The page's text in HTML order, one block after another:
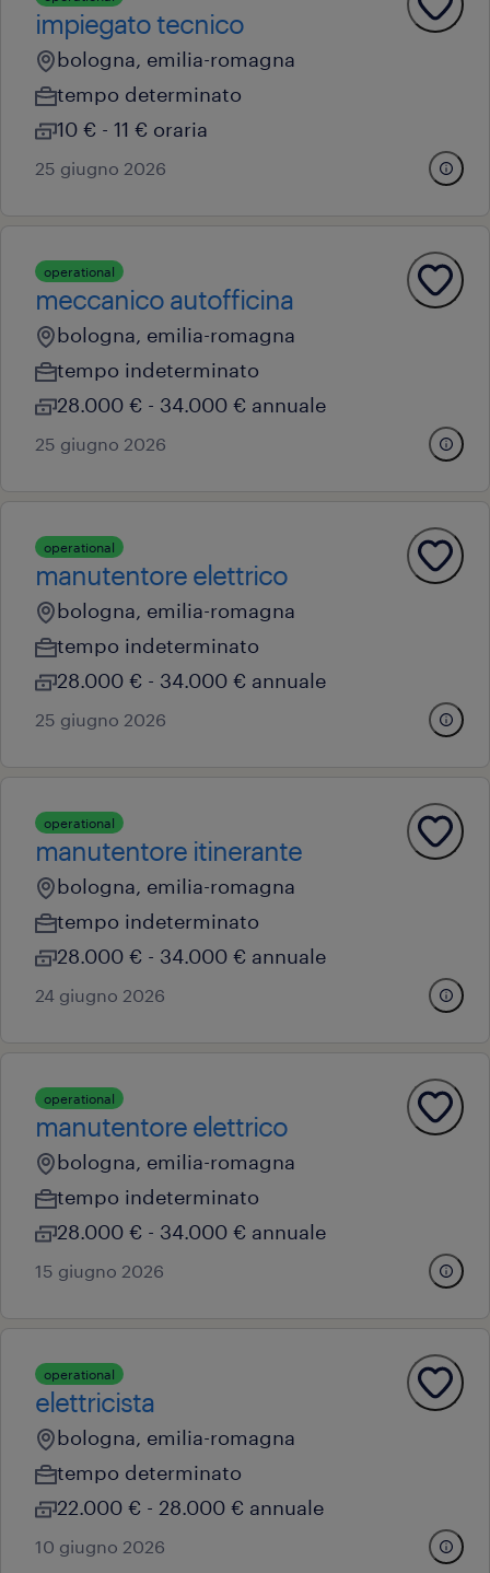
impiegato tecnico
bologna, emilia-romagna
tempo determinato
10 € - 11 € oraria
25 giugno 2026
operational
meccanico autofficina
bologna, emilia-romagna
tempo indeterminato
28.000 € - 34.000 € annuale
25 giugno 2026
operational
manutentore elettrico
bologna, emilia-romagna
tempo indeterminato
28.000 € - 34.000 € annuale
25 giugno 2026
operational
manutentore itinerante
bologna, emilia-romagna
tempo indeterminato
28.000 € - 34.000 € annuale
24 giugno 2026
operational
manutentore elettrico
bologna, emilia-romagna
tempo indeterminato
28.000 € - 34.000 € annuale
15 giugno 2026
operational
elettricista
bologna, emilia-romagna
tempo determinato
22.000 € - 28.000 € annuale
10 giugno 2026